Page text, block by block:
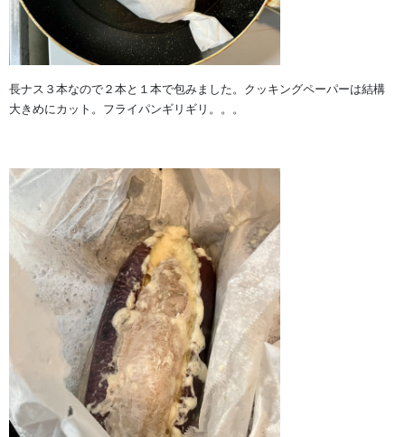
長ナス３本なので２本と１本で包みました。クッキングペーパーは結構
大きめにカット。フライパンギリギリ。。。